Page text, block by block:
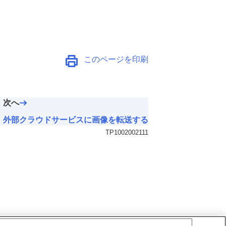
このページを印刷
次へ
外部クラウドサービスに画像を転送する
TP1002002111